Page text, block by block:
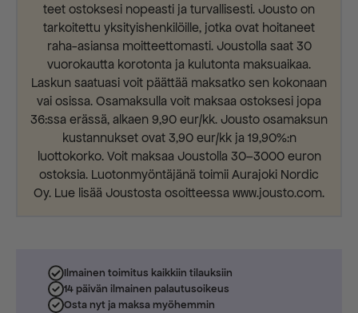
teet ostoksesi nopeasti ja turvallisesti. Jousto on
tarkoitettu yksityishenkilöille, jotka ovat hoitaneet
raha-asiansa moitteettomasti. Joustolla saat 30
vuorokautta korotonta ja kulutonta maksuaikaa.
Laskun saatuasi voit päättää maksatko sen kokonaan
vai osissa. Osamaksulla voit maksaa ostoksesi jopa
36:ssa erässä, alkaen 9,90 eur/kk. Jousto osamaksun
kustannukset ovat 3,90 eur/kk ja 19,90%:n
luottokorko. Voit maksaa Joustolla 30–3000 euron
ostoksia. Luotonmyöntäjänä toimii Aurajoki Nordic
Oy. Lue lisää Joustosta osoitteessa www.jousto.com.
Ilmainen toimitus kaikkiin tilauksiin
14 päivän ilmainen palautusoikeus
Osta nyt ja maksa myöhemmin